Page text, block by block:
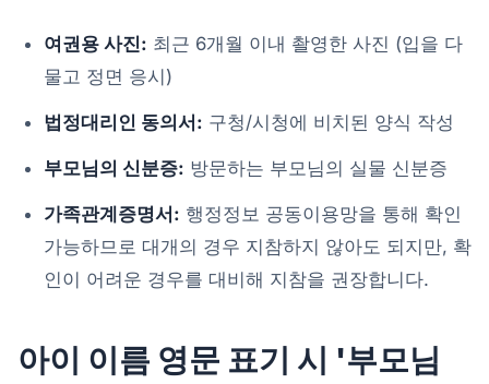
여권용 사진: 최근 6개월 이내 촬영한 사진 (입을 다
물고 정면 응시)
법정대리인 동의서: 구청/시청에 비치된 양식 작성
부모님의 신분증: 방문하는 부모님의 실물 신분증
가족관계증명서: 행정정보 공동이용망을 통해 확인
가능하므로 대개의 경우 지참하지 않아도 되지만, 확
인이 어려운 경우를 대비해 지참을 권장합니다.
아이 이름 영문 표기 시 '부모님